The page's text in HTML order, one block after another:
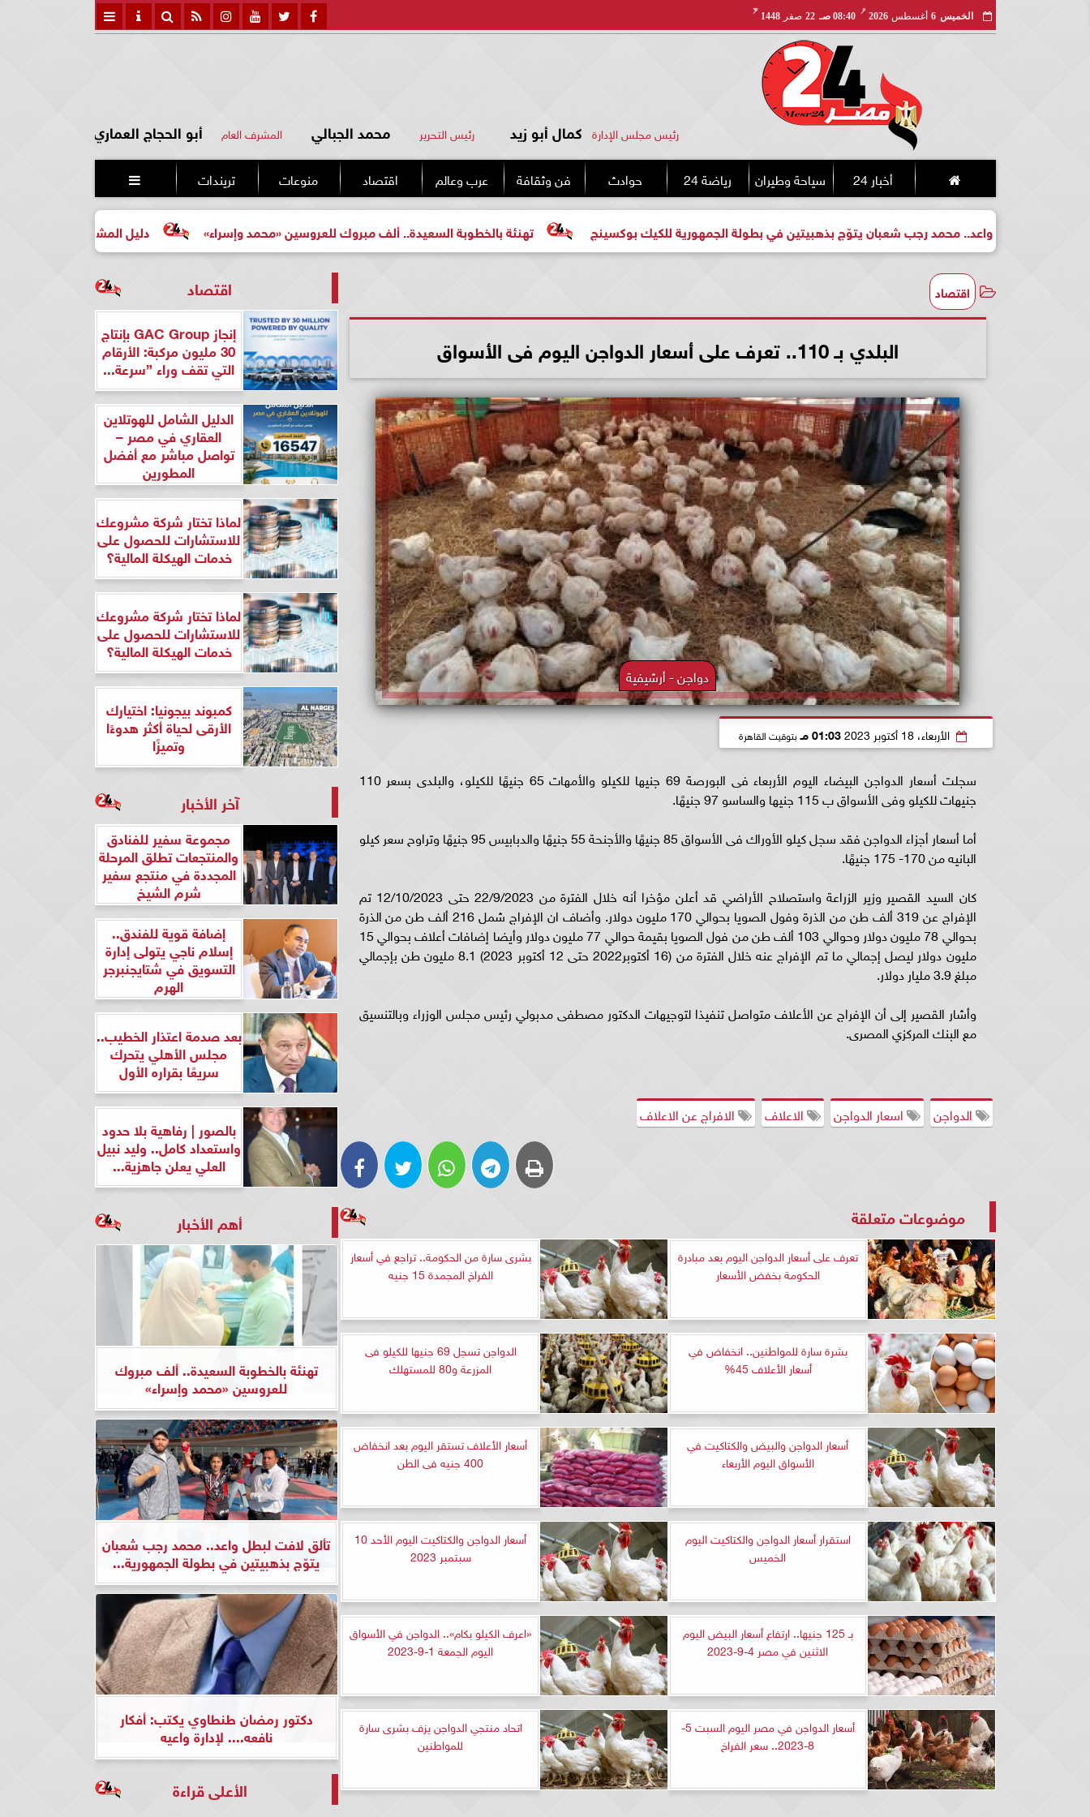
الخميس 6 أغسطس 2026
مـ
08:40 صـ 22 صفر 1448
هـ
رئيس مجلس الإدارة كمال أبو زيد رئيس التحرير محمد الجبالي المشرف العام أبو الحجاج العماري
أخبار 24 سياحة وطيران رياضة 24 حوادث فن وثقافة عرب وعالم اقتصاد منوعات تريندات 
دليل المشتري لأول مرة لاختيار مشروع تهنئة بالخطوبة السعيدة.. ألف مبروك للعروسين «محمد وإسراء» لبطل واعد.. محمد رجب شعبان يتوّج بذهبيتين في بطولة الجمهورية للكيك بوكسينج
اقتصاد
البلدي بـ 110.. تعرف على أسعار الدواجن اليوم فى الأسواق
دواجن - أرشيفية
الأربعاء، 18 أكتوبر 2023 01:03 مـ بتوقيت القاهرة
سجلت أسعار الدواجن البيضاء اليوم الأربعاء فى البورصة 69 جنيها للكيلو والأمهات 65 جنيهًا للكيلو، والبلدى بسعر 110
جنيهات للكيلو وفى الأسواق ب 115 جنيها والساسو 97 جنيهًا. ‏‎
أما أسعار أجزاء الدواجن فقد سجل كيلو الأوراك فى الأسواق 85 جنيهًا والأجنحة 55 جنيهًا والدبابيس 95 جنيهًا وتراوح سعر كيلو
البانيه من 170- 175 جنيهًا.‎
‏‎كان السيد القصير وزير الزراعة واستصلاح الأراضي قد أعلن مؤخرا أنه خلال الفترة من 22/9/2023 حتى 12/10/2023 تم
الإفراج عن 319 ألف طن من الذرة وفول الصويا بحوالي 170 مليون دولار. ‏‎وأضاف ان الإفراج شمل 216 ألف طن من الذرة
بحوالي 78 مليون دولار وحوالي 103 ألف طن من فول الصويا بقيمة حوالي 77 مليون دولار وأيضا إضافات أعلاف بحوالي 15
مليون دولار ليصل إجمالي ما تم الإفراج عنه خلال الفترة من (16 أكتوبر2022 حتى 12 أكتوبر 2023) 8.1 مليون طن بإجمالي
مبلغ 3.9 مليار دولار. ‏‎
وأشار القصير إلى أن الإفراج عن الأعلاف متواصل تنفيذا لتوجيهات الدكتور مصطفى مدبولي رئيس مجلس الوزراء وبالتنسيق
مع البنك المركزي المصرى.
الدواجن اسعار الدواجن الاعلاف الافراج عن الاعلاف
موضوعات متعلقة
تعرف على أسعار‫ الدواجن اليوم بعد مبادرة
الحكومة بخفض الأسعار
بشرى سارة من الحكومة.. تراجع في أسعار
الفراخ المجمدة 15 جنيه
بشرة سارة للمواطنين.. انخفاض في
أسعار الأعلاف 45%
الدواجن تسجل 69 جنيها للكيلو فى
المزرعة و80 للمستهلك
أسعار الدواجن والبيض والكتاكيت في
الأسواق اليوم الأربعاء
أسعار الأعلاف تستقر اليوم بعد انخفاض
400 جنيه فى الطن
استقرار أسعار الدواجن والكتاكيت اليوم
الخميس
أسعار الدواجن والكتاكيت اليوم الأحد 10
سبتمبر 2023
بـ 125 جنيها.. ارتفاع أسعار البيض اليوم
الاثنين في مصر 4-9-2023
«اعرف الكيلو بكام».. الدواجن في الأسواق
اليوم الجمعة 1-9-2023
أسعار الدواجن في مصر اليوم السبت 5-
8-2023.. سعر الفراخ
اتحاد منتجي الدواجن يزف بشرى سارة
للمواطنين
اقتصاد
إنجاز GAC Group بإنتاج
30 مليون مركبة: الأرقام
التي تقف وراء ”سرعة...
الدليل الشامل للهوتلاين
العقاري في مصر –
تواصل مباشر مع أفضل
المطورين
لماذا تختار شركة مشروعك
للاستشارات للحصول على
خدمات الهيكلة المالية؟
لماذا تختار شركة مشروعك
للاستشارات للحصول على
خدمات الهيكلة المالية؟
كمبوند بيجونيا: اختيارك
الأرقى لحياة أكثر هدوءًا
وتميزًا
آخر الأخبار
مجموعة سفير للفنادق
والمنتجعات تطلق المرحلة
المجددة في منتجع سفير
شرم الشيخ
إضافة قوية للفندق..
إسلام ناجي يتولى إدارة
التسويق في شتايجنبرجر
الهرم
بعد صدمة اعتذار الخطيب..
مجلس الأهلي يتحرك
سريعًا بقراره الأول
بالصور | رفاهية بلا حدود
واستعداد كامل.. وليد نبيل
العلي يعلن جاهزية...
أهم الأخبار
تهنئة بالخطوبة السعيدة.. ألف مبروك
للعروسين «محمد وإسراء»
تألق لافت لبطل واعد.. محمد رجب شعبان
يتوّج بذهبيتين في بطولة الجمهورية...
دكتور رمضان طنطاوي يكتب: أفكار
نافعه.... لإدارة واعيه
الأعلى قراءة